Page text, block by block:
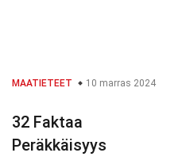
MAATIETEET 10 marras 2024
32 Faktaa
Peräkkäisyys